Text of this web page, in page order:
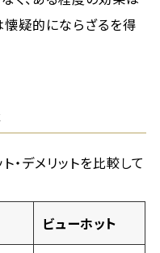
懐疑的にならざるを得
・デメリットを比較して
ビューホット